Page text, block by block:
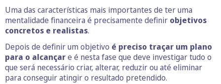
Uma das características mais importantes de ter uma
mentalidade financeira é precisamente definir objetivos
concretos e realistas.
Depois de definir um objetivo é preciso traçar um plano
para o alcançare é nesta fase que deve investigar tudo o
que será necessário criar, alterar, reduzir ou até eliminar
para conseguir atingir o resultado pretendido.